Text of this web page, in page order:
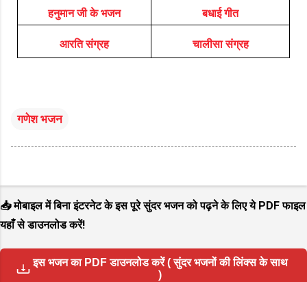
हनुमान जी के भजन बधाई गीत
आरति संग्रह चालीसा संग्रह
गणेश भजन
📥 मोबाइल में बिना इंटरनेट के इस पूरे सुंदर भजन को पढ़ने के लिए ये PDF फाइल
यहाँ से डाउनलोड करें!
इस भजन का PDF डाउनलोड करें ( सुंदर भजनों की लिंक्स के साथ
)